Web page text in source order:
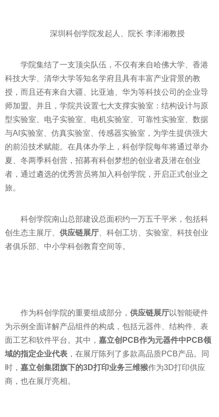
深圳科创学院发起人、院长 李泽湘教授
学院集结了一支顶尖队伍，不仅有来自哈佛大学、香港
科技大学、清华大学等知名学府且具有丰富产业背景的教
授，而且还有来自大疆、比亚迪、华为等科技公司的企业导
师加盟。并且，学院共设置七大支撑实验室：结构设计与原
型实验室、电子实验室、电机实验室、可靠性实验室、数据
与AI实验室、仿真实验室、传感器实验室，为学生提供强大
的前沿技术赋能。在具体办学上，科创学院每年将通过举办
夏、冬两季科创营，招募有科创梦想的创业者及潜在创业
者，通过遴选的优秀营员将加入科创学院，开启正式创业之
旅。
科创学院南山总部建设总面积约一万五千平米，包括科
创生态主展厅、 供应链展厅 、科创工坊、实验室、科技创业
者俱乐部、中小学科创教育空间等。
作为科创学院的重要组成部分， 供应链展厅以智能硬件
为示例全面详解产品组件的构成，包括元器件、结构件、表
面工艺和软件平台。其中， 嘉立创PCB作为元器件中PCB领
域的指定企业代表 ，在展厅陈列了多款高品质PCB产品。同
时， 嘉立创集团旗下的3D打印业务三维猴作为3D打印供应
商，也在展厅亮相。